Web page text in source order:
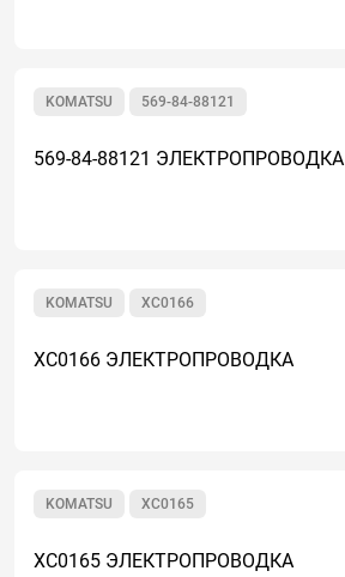
569-84-88121
KOMATSU
569-84-88121 ЭЛЕКТРОПРОВОДКА
XC0166
KOMATSU
XC0166 ЭЛЕКТРОПРОВОДКА
XC0165
KOMATSU
XC0165 ЭЛЕКТРОПРОВОДКА